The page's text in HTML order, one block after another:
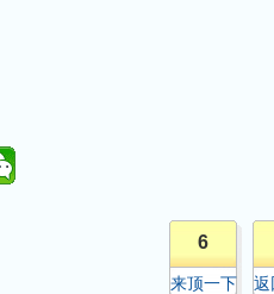
6
来顶一下 返